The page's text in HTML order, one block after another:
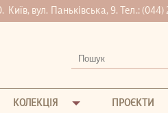
Київ, вул. Паньківська, 9. Тел.:(044)
КОЛЕКЦІЯ ПРОЄКТИ